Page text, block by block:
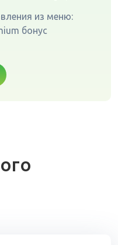
из меню:
бонус